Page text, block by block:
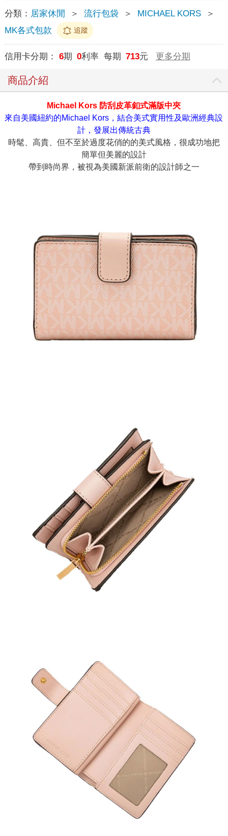
分類： 居家休閒 ＞ 流行包袋 ＞ MICHAEL KORS
＞
MK各式包款
追蹤
信用卡分期： 6期 0利率 每期 713元 更多分期
商品介紹
Michael Kors 防刮皮革釦式滿版中夾
來自美國紐約的Michael Kors，結合美式實用性及歐洲經典設
計，發展出傳統古典
時髦、高貴、但不至於過度花俏的的美式風格，很成功地把
簡單但美麗的設計
帶到時尚界，被視為美國新派前衛的設計師之一